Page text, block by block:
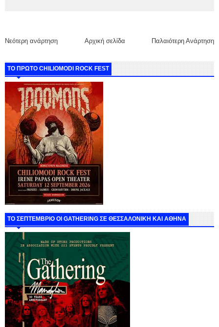
Νεότερη ανάρτηση Παλαιότερη Ανάρτηση
Αρχική σελίδα
ΤΟ ΠΡΩΤΟ CHILIOMODI ROCK FEST
ΤΟ ΣΕΠΤΕΜΒΡΙΟ ΟΙ GATHERING ΣΕ ΘΕΣΣΑΛΟΝΙΚΗ ΚΑΙ ΑΘΗΝΑ